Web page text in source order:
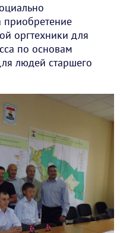
оргтехники для
по основам
людей старшего